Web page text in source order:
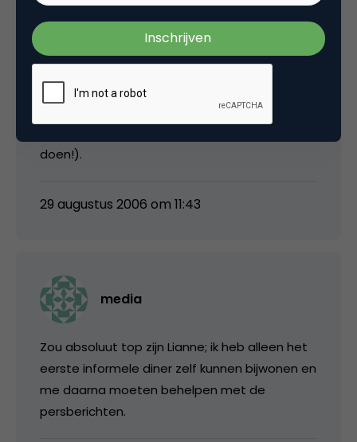
Marco, ik ga je woorden ter harte nemen.
Vorige week hebben we een
superinformatieve bijeenkomst gehad, dus
reken op een meer inhoudelijke posting van
doen!).
29 augustus 2006 om 11:43
media
Zou absoluut top zijn Lianne; ik heb alleen het
eerste informele diner zelf kunnen bijwonen en
me daarna moeten behelpen met de
persberichten.